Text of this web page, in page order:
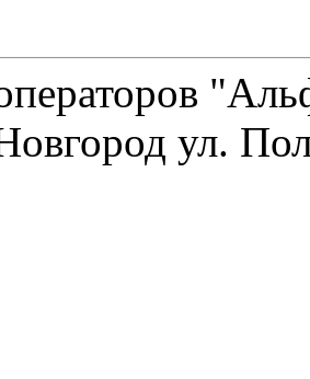
ул.